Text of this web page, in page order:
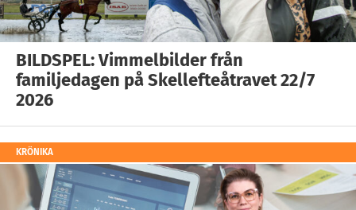
BILDSPEL: Vimmelbilder från
familjedagen på Skellefteåtravet 22/7
2026
KRÖNIKA